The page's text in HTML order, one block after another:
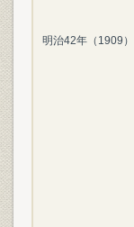
明治42年（1909）